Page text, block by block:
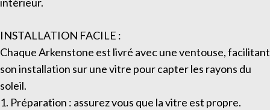
INSTALLATION FACILE :
Chaque Arkenstone est livré avec une ventouse, facilitant
son installation sur une vitre pour capter les rayons du
soleil.
1. Préparation : assurez vous que la vitre est propre.